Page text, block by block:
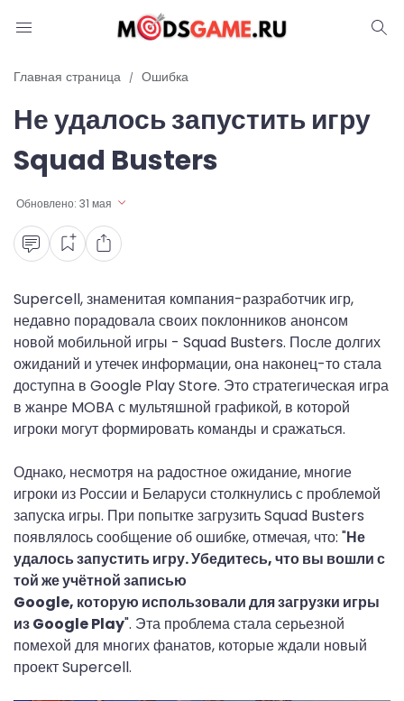
Блог
Читы и коды
Промокоды
Ошибки
Руководства
Roblox
Главная страница Ошибка
Не удалось запустить игру
Squad Busters
Обновлено: 31 мая
Supercell, знаменитая компания-разработчик игр,
недавно порадовала своих поклонников анонсом
новой мобильной игры - Squad Busters. После долгих
ожиданий и утечек информации, она наконец-то стала
доступна в Google Play Store. Это стратегическая игра
в жанре MOBA с мультяшной графикой, в которой
игроки могут формировать команды и сражаться.
Однако, несмотря на радостное ожидание, многие
игроки из России и Беларуси столкнулись с проблемой
запуска игры. При попытке загрузить Squad Busters
появлялось сообщение об ошибке, отмечая, что: "Не
удалось запустить игру. Убедитесь, что вы вошли с
той же учётной записью
Google, которую использовали для загрузки игры
из Google Play". Эта проблема стала серьезной
помехой для многих фанатов, которые ждали новый
проект Supercell.